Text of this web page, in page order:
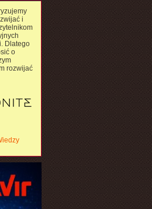
i
Dlatego
o
rozwijać